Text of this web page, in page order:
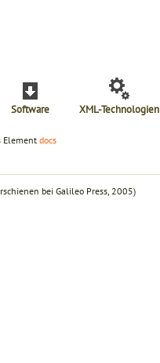
Software XML-Technologien
Elementdocs
bei Galileo Press, 2005)